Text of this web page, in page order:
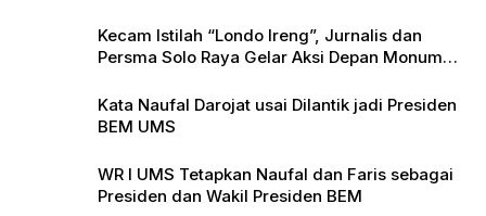
Kecam Istilah “Londo Ireng”, Jurnalis dan
Persma Solo Raya Gelar Aksi Depan Monumen
Kata Naufal Darojat usai Dilantik jadi Presiden
BEM UMS
WR I UMS Tetapkan Naufal dan Faris sebagai
Presiden dan Wakil Presiden BEM